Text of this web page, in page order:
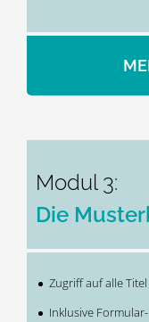
Modul 3:
Die
Zugriff auf alle
Inklusive